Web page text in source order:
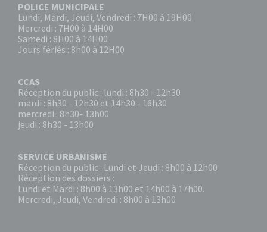
POLICE MUNICIPALE
Lundi, Mardi, Jeudi, Vendredi : 7H00 à 19H00
Mercredi : 7H00 à 14H00
Samedi : 8H00 à 14H00
Jours fériés : 8h00 à 12H00
CCAS
Réception du public : lundi : 8h30 - 12h30
mardi : 8h30 - 12h30 et 14h30 - 16h30
mercredi : 8h30- 13h00
jeudi : 8h30 - 13h00
SERVICE URBANISME
Réception du public : Lundi et Jeudi : 8h00 à 12h00
Réception des dossiers :
Lundi et Mardi : 8h00 à 13h00 et 14h00 à 17h00.
Mercredi, Jeudi, Vendredi : 8h00 à 13h00